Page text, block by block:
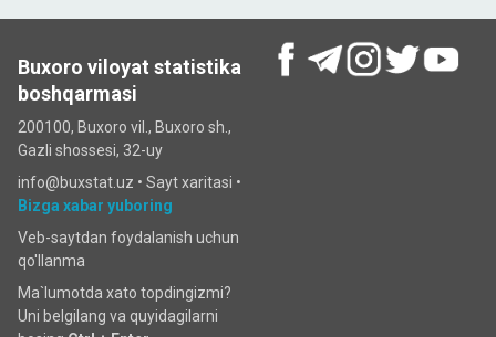
Buxoro viloyat statistika
boshqarmasi
200100, Buxoro vil., Buxoro sh.,
Gazli shossesi, 32-uy
info@buxstat.uz • Sayt xaritasi •
Bizga xabar yuboring
Veb-saytdan foydalanish uchun
qo'llanma
Ma`lumotda xato topdingizmi?
Uni belgilang va quyidagilarni